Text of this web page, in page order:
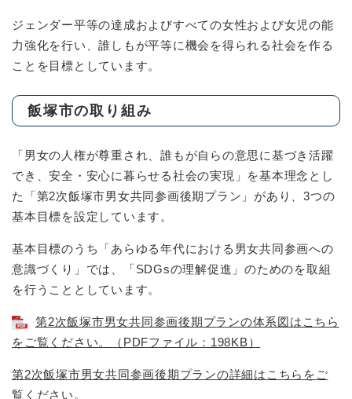
ジェンダー平等の達成およびすべての女性および女児の能
力強化を行い、誰しもが平等に機会を得られる社会を作る
ことを目標としています。
飯塚市の取り組み
「男女の人権が尊重され、誰もが自らの意思に基づき活躍
でき、安全・安心に暮らせる社会の実現」を基本理念とし
た「第2次飯塚市男女共同参画後期プラン」があり、3つの
基本目標を設定しています。
基本目標のうち「あらゆる年代における男女共同参画への
意識づくり」では、「SDGsの理解促進」のためのを取組
を行うこととしています。
第2次飯塚市男女共同参画後期プランの体系図はこちら
をご覧ください。（PDFファイル：198KB）
第2次飯塚市男女共同参画後期プランの詳細はこちらをご
覧ください。